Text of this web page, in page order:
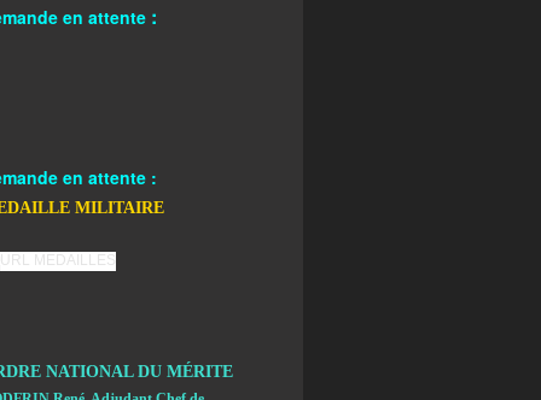
en attente :
en attente :
MILITAIRE
NATIONAL DU MÉRITE